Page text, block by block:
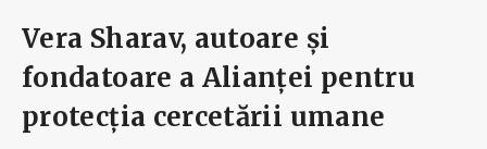
Vera Sharav, autoare și
fondatoare a Alianței pentru
protecția cercetării umane